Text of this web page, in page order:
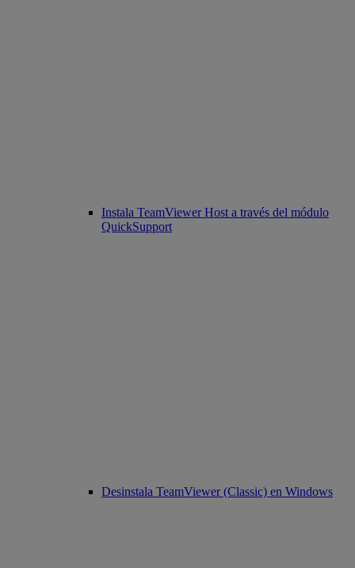
Instala TeamViewer Host a través del módulo
QuickSupport
Desinstala TeamViewer (Classic) en Windows